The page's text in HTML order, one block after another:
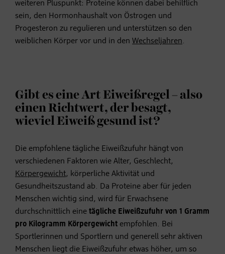
weiteren Pluspunkt: Proteine können dabei behilflich
sein, den Hormonhaushalt von Östrogen und
Progesteron zu regulieren und unterstützen so den
weiblichen Körper vor und in den Wechseljahren.
Gibt es eine Art Eiweißregel – also
einen Richtwert, der besagt,
wieviel Eiweiß gesund ist?
Die empfohlene tägliche Eiweißzufuhr hängt von
verschiedenen Faktoren wie Alter, Geschlecht,
Körpergewicht, körperliche Aktivität und
Gesundheitszustand ab. Da Proteine aber für jeden
Menschen wichtig sind, wird für Erwachsene
durchschnittlich eine tägliche Eiweißzufuhr von 1 Gramm
pro Kilogramm Körpergewicht empfohlen. Bei
Sportlerinnen und Sportlern und generell sehr aktiven
Menschen liegt die Eiweißzufuhr etwas höher, um so